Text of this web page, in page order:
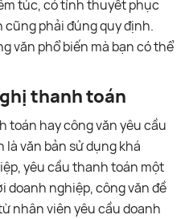
túc, có tính thuyết phục
phải đúng quy định.
văn phổ biến mà bạn có thể
thanh toán
toán hay công văn yêu cầu
văn bản sử dụng khá
yêu cầu thanh toán một
doanh nghiệp, công văn đề
nhân viên yêu cầu doanh